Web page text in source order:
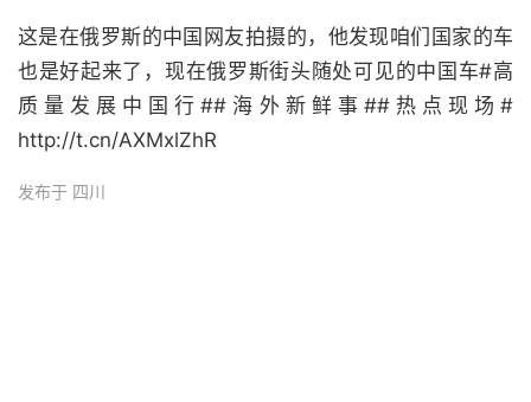
这是在俄罗斯的中国网友拍摄的，他发现咱们国家的车
也是好起来了，现在俄罗斯街头随处可见的中国车#高
质量发展中国行##海外新鲜事##热点现场#
http://t.cn/AXMxlZhR ​
发布于 四川